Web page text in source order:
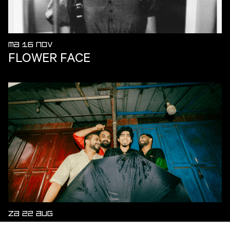
MA 16 NOV
FLOWER FACE
ZA 22 AUG
WHEN CHAI MET TOAST